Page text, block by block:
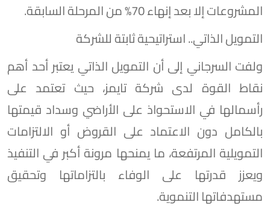
المشروعات إلا بعد إنهاء 70% من المرحلة السابقة.
التمويل الذاتي.. استراتيحية ثابتة للشركة
ولفت السرجاني إلى أن التمويل الذاتي يعتبر أحد أهم
نقاط القوة لدى شركة تايمز، حيث تعتمد على
رأسمالها في الاستحواذ على الأراضي وسداد قيمتها
بالكامل دون الاعتماد على القروض أو الالتزامات
التمويلية المرتفعة، ما يمنحها مرونة أكبر في التنفيذ
ويعزز قدرتها على الوفاء بالتزاماتها وتحقيق
مستهدفاتها التنموية.